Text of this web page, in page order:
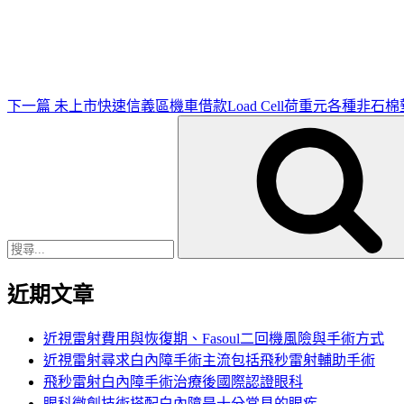
下一篇 未上市快速信義區機車借款Load Cell荷重元各種非石棉
近期文章
近視雷射費用與恢復期、Fasoul二回機風險與手術方式
近視雷射尋求白內障手術主流包括飛秒雷射輔助手術
飛秒雷射白內障手術治療後國際認證眼科